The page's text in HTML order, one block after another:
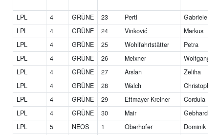
LPL 4 GRÜNE 23 Pertl
Gabriele
LPL
4 GRÜNE 24 Vinković
Markus
LPL
4 GRÜNE 25 Wohlfahrtstätter
Petra
LPL
4 GRÜNE 26 Meixner
Wolfgang
LPL
4 GRÜNE 27 Arslan
Zeliha
LPL
4 GRÜNE 28 Walch
Christoph
LPL
4 GRÜNE 29 Ettmayer-Kreiner
Cordula
LPL
4 GRÜNE 30 Mair
Gebhard
LPL
5 NEOS 1 Oberhofer
Dominik